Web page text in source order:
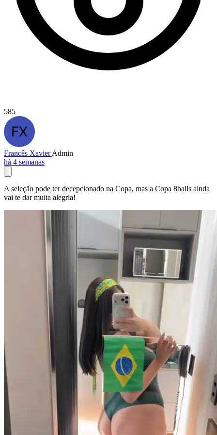
585
Francês XavierAdmin
há 4 semanas
A seleção pode ter decepcionado na Copa, mas a Copa 8balls ainda
vai te dar muita alegria!